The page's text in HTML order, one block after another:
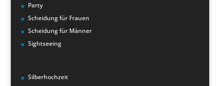
Party
Scheidung für Frauen
Scheidung für Männer
Sightseeing
Silberhochzeit